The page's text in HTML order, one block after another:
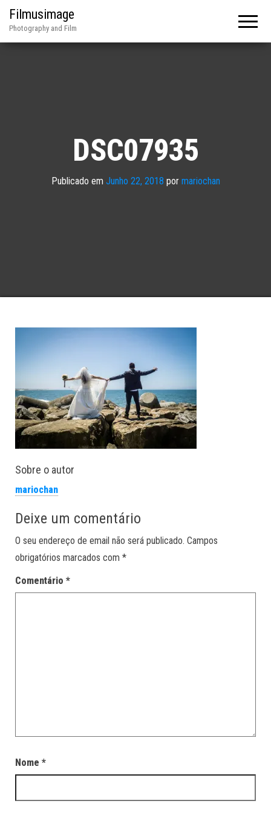
Filmusimage
Photography and Film
DSC07935
Publicado em Junho 22, 2018 por mariochan
Sobre o autor
mariochan
Deixe um comentário
O seu endereço de email não será publicado. Campos
obrigatórios marcados com *
Comentário *
Nome *